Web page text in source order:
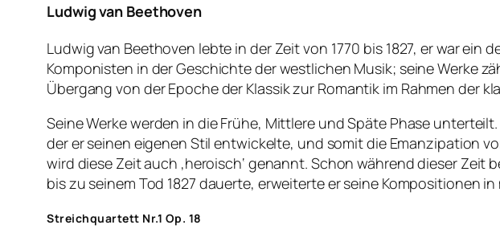
Ludwig van Beethoven
Ludwig van Beethoven lebte in der Zeit von 1770 bis 1827, er war
Komponisten in der Geschichte der westlichen Musik; seine Werke
Übergang von der Epoche der Klassik zur Romantik im Rahmen der
Seine Werke werden in die Frühe, Mittlere und Späte Phase
der er seinen eigenen Stil entwickelte, und somit die Emanzipation
wird diese Zeit auch ‚heroisch‘ genannt. Schon während dieser Zeit
bis zu seinem Tod 1827 dauerte, erweiterte er seine Kompositionen
Streichquartett Nr.1 Op. 18